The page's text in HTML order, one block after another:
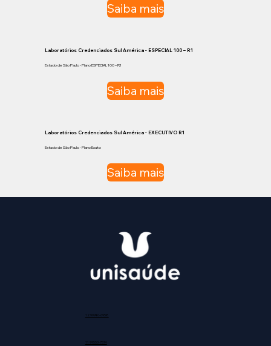
Saiba mais
Laboratórios Credenciados Sul América - ESPECIAL 100 – R1
Estado de São Paulo - Plano ESPECIAL 100 – R1
Saiba mais
Laboratórios Credenciados Sul América - EXECUTIVO R1
Estado de São Paulo - Plano Exato
Saiba mais
12 99740-6958
11 99553-7374